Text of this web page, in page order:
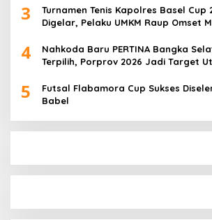
3
Turnamen Tenis Kapolres Basel Cup
Digelar, Pelaku UMKM Raup Omset
4
Nahkoda Baru PERTINA Bangka
Terpilih, Porprov 2026 Jadi Target
5
Futsal Flabamora Cup Sukses
Babel